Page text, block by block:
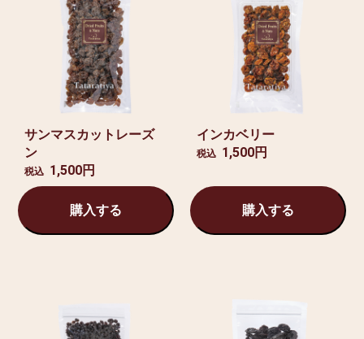
サンマスカットレーズ
ン
税込 1,500円
購入する
インカベリー
税込 1,500円
購入する